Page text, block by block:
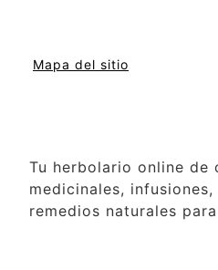
Mapa del sitio
Tu herbolario online de
medicinales,
remedios naturales